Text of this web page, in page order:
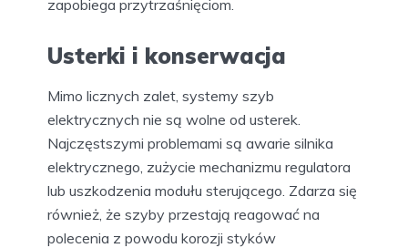
zapobiega przytrzaśnięciom.
Usterki i konserwacja
Mimo licznych zalet, systemy szyb
elektrycznych nie są wolne od usterek.
Najczęstszymi problemami są awarie silnika
elektrycznego, zużycie mechanizmu regulatora
lub uszkodzenia modułu sterującego. Zdarza się
również, że szyby przestają reagować na
polecenia z powodu korozji styków